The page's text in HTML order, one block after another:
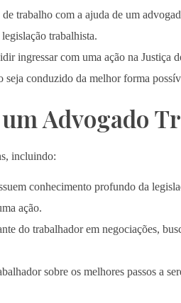
trabalho com a ajuda de um
trabalhista.
ingressar com uma ação na Justiça
seja conduzido da melhor forma
Advogado
incluindo:
conhecimento profundo da
ação.
do trabalhador em negociações,
sobre os melhores passos a